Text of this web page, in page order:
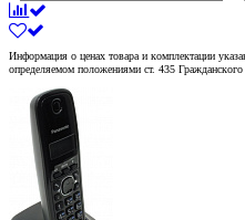
Информация о ценах товара и комплектации
определяемом положениями ст. 435